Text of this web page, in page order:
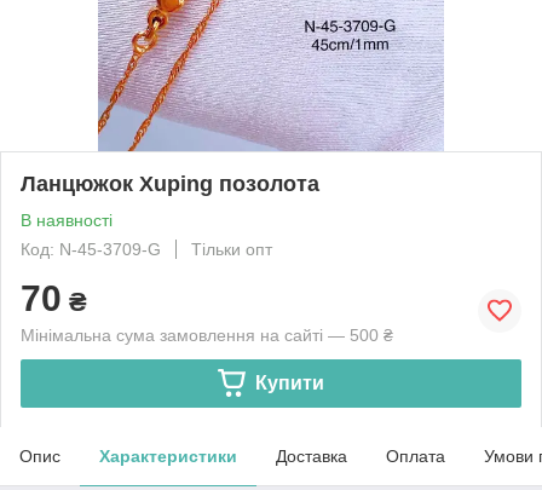
Ланцюжок Xuping позолота
В наявності
Код: N-45-3709-G
Тільки опт
70 ₴
Мінімальна сума замовлення на сайті — 500 ₴
Купити
Опис Характеристики Доставка Оплата Умови